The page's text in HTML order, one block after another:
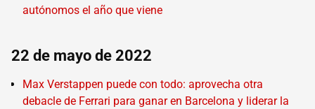
autónomos el año que viene
22 de mayo de 2022
Max Verstappen puede con todo: aprovecha otra
debacle de Ferrari para ganar en Barcelona y liderar la